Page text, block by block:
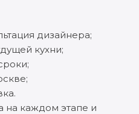
дизайнера;
кухни;
каждом этапе и